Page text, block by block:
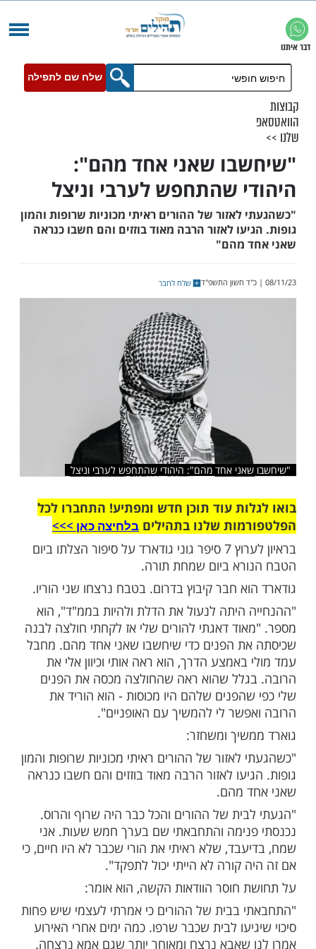
שלח שם לתפילה
שאני אחד מהם":
שהתחפש לערבי וניצל
לאזור הרבה מאוד בוזזים והם חשבו כנראה
שלח לחבר
אחד מהם": היהודי שהתחפש לערבי וניצל
עוד תוכן חדש ומפתיע! התחברו לכל
שלנו בתהיליםבלחיצה כאן >>>​
בראיון לערוץ 7 סיפר גוני גודארד על סיפור הצלתו ביום
ביום שמחת תורה.
חבר קיבוץ בדרום. בטבח נרצחו שני הוריו.
היתה לנעול את הדלת ולהיות בממ"ד", הוא
דאגתי להורים שלי אז לקחתי חולצה לבנה
הפנים כדי שיחשבו שאני אחד מהם. מחבל
הדרך, הוא ראה אותי וכיוון אלי את
שהוא ראה שהחולצה מכסה את הפנים
שלהם היו מכוסות - הוא הוריד את
לי להמשיך עם האופניים".
ומשחזר: